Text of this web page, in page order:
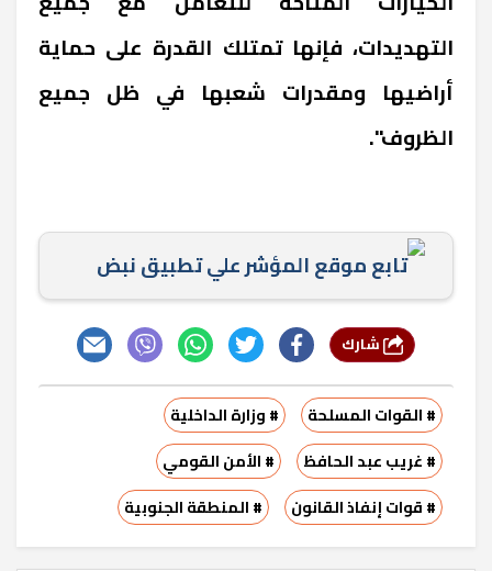
التهديدات، فإنها تمتلك القدرة على حماية
أراضيها ومقدرات شعبها في ظل جميع
الظروف".
تابع موقع المؤشر علي تطبيق نبض
# القوات المسلحة
# وزارة الداخلية
# غريب عبد الحافظ
# الأمن القومي
# قوات إنفاذ القانون
# المنطقة الجنوبية